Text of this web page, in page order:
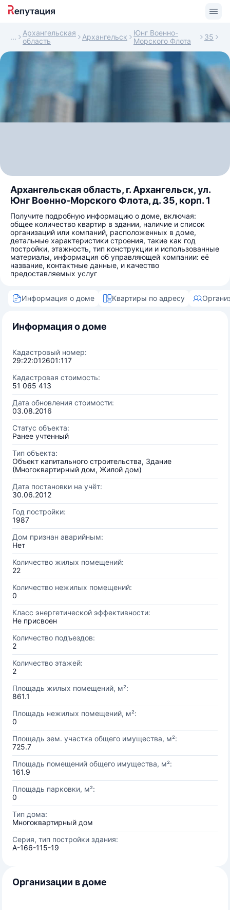
Архангельская
область
Архангельск
Юнг Военно-
Морского Флота
35
Архангельская область, г. Архангельск, ул.
Юнг Военно-Морского Флота, д. 35, корп. 1
Получите подробную информацию о доме, включая:
общее количество квартир в здании, наличие и список
организаций или компаний, расположенных в доме,
детальные характеристики строения, такие как год
постройки, этажность, тип конструкции и использованные
материалы, информация об управляющей компании: её
название, контактные данные, и качество
предоставляемых услуг
Информация о доме Квартиры по адресу
Информация о доме
Кадастровый номер:
29:22:012601:117
Кадастровая стоимость:
51 065 413
Дата обновления стоимости:
03.08.2016
Статус объекта:
Ранее учтенный
Тип объекта:
Объект капитального строительства, Здание
(Многоквартирный дом, Жилой дом)
Дата постановки на учёт:
30.06.2012
Год постройки:
1987
Дом признан аварийным:
Нет
Количество жилых помещений:
22
Количество нежилых помещений:
0
Класс энергетической эффективности:
Не присвоен
Количество подъездов:
2
Количество этажей:
2
Площадь жилых помещений, м²:
861.1
Площадь нежилых помещений, м²:
0
Площадь зем. участка общего имущества, м²:
725.7
Площадь помещений общего имущества, м²:
161.9
Площадь парковки, м²:
0
Тип дома:
Многоквартирный дом
Серия, тип постройки здания:
А-166-115-19
Организации в доме